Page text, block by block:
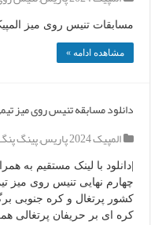
مسابقات تنیس روی میز
مشاهده ادامه »
دانلود مسابقه تنیس روی میز
المپیک 2024 پاریس
,پینگ
|دانلود با لینک مستقیم به
کره ای بر حریفان پرتغالی